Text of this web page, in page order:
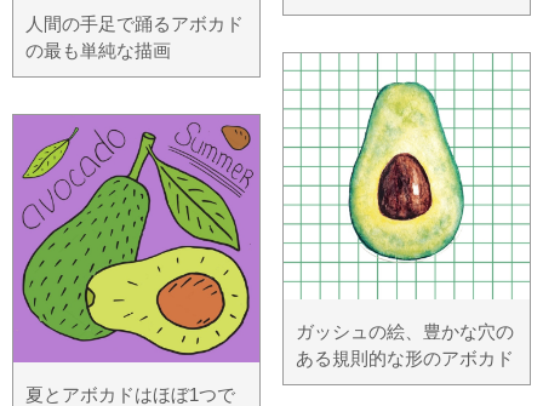
人間の手足で踊るアボカド
の最も単純な描画
夏とアボカドはほぼ1つで
ガッシュの絵、豊かな穴の
ある規則的な形のアボカド